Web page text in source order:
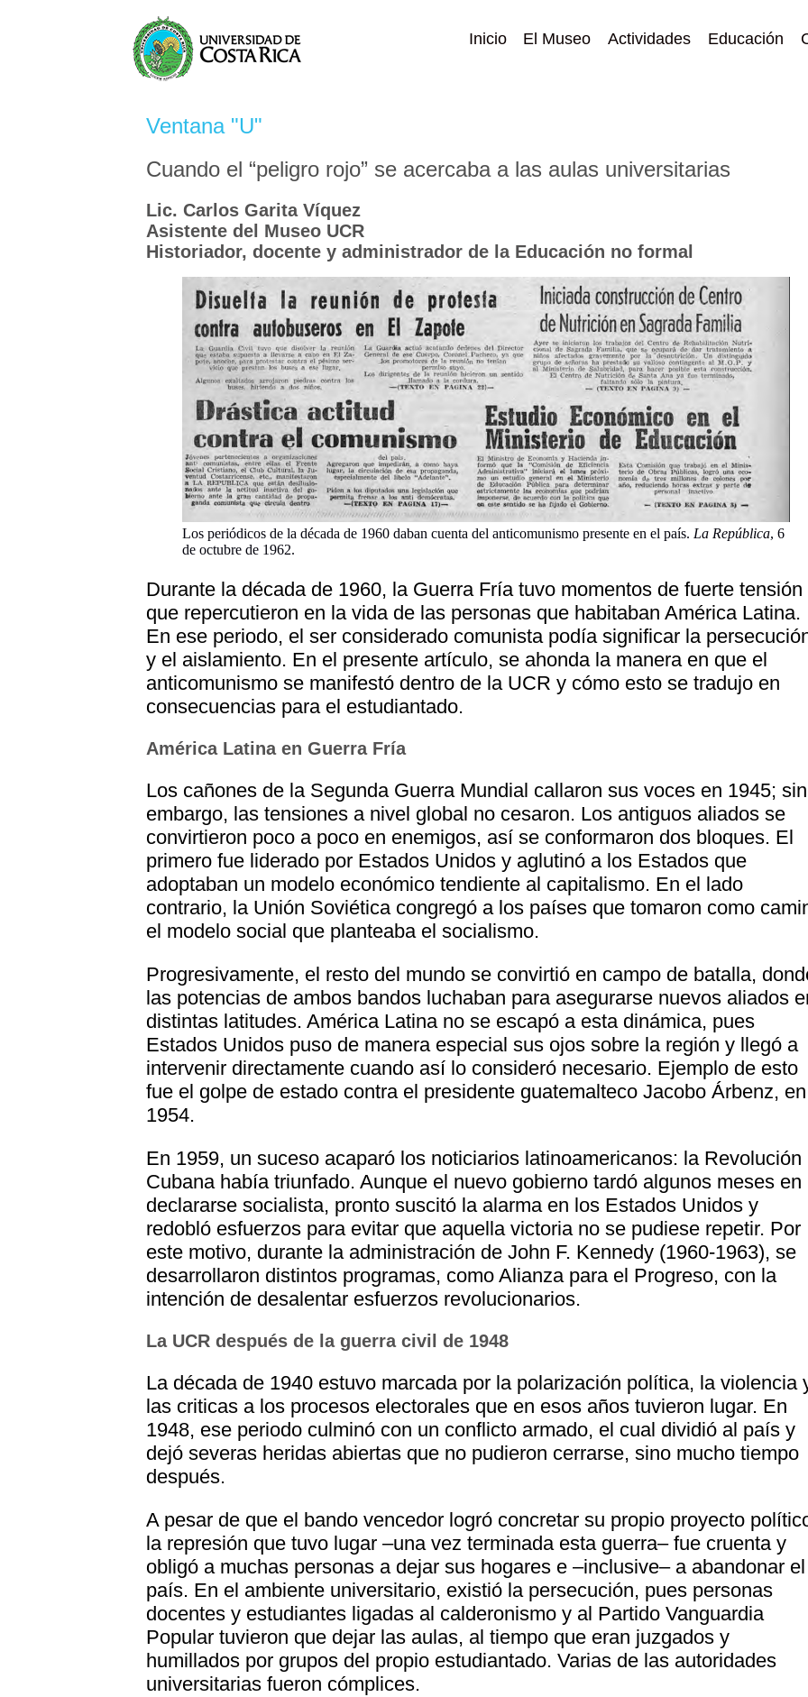
Inicio El Museo Actividades Educación
Ventana "U"
Cuando el “peligro rojo” se acercaba a las aulas universitarias
Lic. Carlos Garita Víquez
Asistente del Museo UCR
Historiador, docente y administrador de la Educación no formal
Los periódicos de la década de 1960 daban cuenta del anticomunismo presente en el país. La República, 6
de octubre de 1962.
Durante la década de 1960, la Guerra Fría tuvo momentos de fuerte tensión
que repercutieron en la vida de las personas que habitaban América Latina.
En ese periodo, el ser considerado comunista podía significar la
y el aislamiento. En el presente artículo, se ahonda la manera en que el
anticomunismo se manifestó dentro de la UCR y cómo esto se tradujo en
consecuencias para el estudiantado.
América Latina en Guerra Fría
Los cañones de la Segunda Guerra Mundial callaron sus voces en 1945; sin
embargo, las tensiones a nivel global no cesaron. Los antiguos aliados se
convirtieron poco a poco en enemigos, así se conformaron dos bloques. El
primero fue liderado por Estados Unidos y aglutinó a los Estados que
adoptaban un modelo económico tendiente al capitalismo. En el lado
contrario, la Unión Soviética congregó a los países que tomaron como
el modelo social que planteaba el socialismo.
Progresivamente, el resto del mundo se convirtió en campo de batalla,
las potencias de ambos bandos luchaban para asegurarse nuevos aliados
distintas latitudes. América Latina no se escapó a esta dinámica, pues
Estados Unidos puso de manera especial sus ojos sobre la región y llegó a
intervenir directamente cuando así lo consideró necesario. Ejemplo de esto
fue el golpe de estado contra el presidente guatemalteco Jacobo Árbenz, en
1954.
En 1959, un suceso acaparó los noticiarios latinoamericanos: la Revolución
Cubana había triunfado. Aunque el nuevo gobierno tardó algunos meses en
declararse socialista, pronto suscitó la alarma en los Estados Unidos y
redobló esfuerzos para evitar que aquella victoria no se pudiese repetir. Por
este motivo, durante la administración de John F. Kennedy (1960-1963), se
desarrollaron distintos programas, como Alianza para el Progreso, con la
intención de desalentar esfuerzos revolucionarios.
La UCR después de la guerra civil de 1948
La década de 1940 estuvo marcada por la polarización política, la violencia
las criticas a los procesos electorales que en esos años tuvieron lugar. En
1948, ese periodo culminó con un conflicto armado, el cual dividió al país y
dejó severas heridas abiertas que no pudieron cerrarse, sino mucho tiempo
después.
A pesar de que el bando vencedor logró concretar su propio proyecto
la represión que tuvo lugar ‒una vez terminada esta guerra‒ fue cruenta y
obligó a muchas personas a dejar sus hogares e ‒inclusive‒ a abandonar el
país. En el ambiente universitario, existió la persecución, pues personas
docentes y estudiantes ligadas al calderonismo y al Partido Vanguardia
Popular tuvieron que dejar las aulas, al tiempo que eran juzgados y
humillados por grupos del propio estudiantado. Varias de las autoridades
universitarias fueron cómplices.